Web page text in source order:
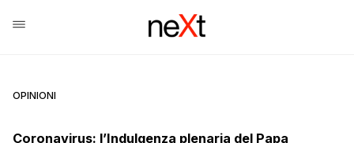
OPINIONI
Coronavirus: l’Indulgenza plenaria del Papa